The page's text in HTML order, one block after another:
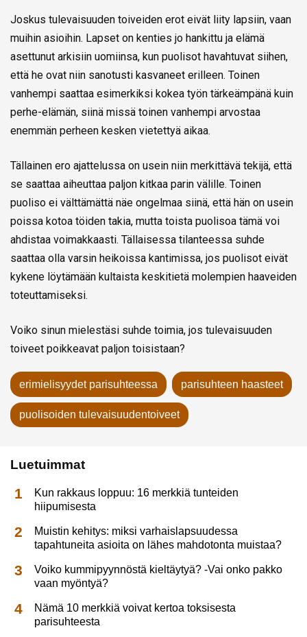
Joskus tulevaisuuden toiveiden erot eivät liity lapsiin, vaan
muihin asioihin. Lapset on kenties jo hankittu ja elämä
asettunut arkisiin uomiinsa, kun puolisot havahtuvat siihen,
että he ovat niin sanotusti kasvaneet erilleen. Toinen
vanhempi saattaa esimerkiksi kokea työn tärkeämpänä kuin
perhe-elämän, siinä missä toinen vanhempi arvostaa
enemmän perheen kesken vietettyä aikaa.
Tällainen ero ajattelussa on usein niin merkittävä tekijä, että
se saattaa aiheuttaa paljon kitkaa parin välille. Toinen
puoliso ei välttämättä näe ongelmaa siinä, että hän on usein
poissa kotoa töiden takia, mutta toista puolisoa tämä voi
ahdistaa voimakkaasti. Tällaisessa tilanteessa suhde
saattaa olla varsin heikoissa kantimissa, jos puolisot eivät
kykene löytämään kultaista keskitietä molempien haaveiden
toteuttamiseksi.
Voiko sinun mielestäsi suhde toimia, jos tulevaisuuden
toiveet poikkeavat paljon toisistaan?
erimielisyydet parisuhteessa parisuhteen haasteet
puolisoiden tulevaisuudentoiveet
Luetuimmat
Kun rakkaus loppuu: 16 merkkiä tunteiden
hiipumisesta
Muistin kehitys: miksi varhaislapsuudessa
tapahtuneita asioita on lähes mahdotonta muistaa?
Voiko kummipyynnöstä kieltäytyä? -Vai onko pakko
vaan myöntyä?
Nämä 10 merkkiä voivat kertoa toksisesta
parisuhteesta